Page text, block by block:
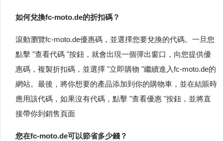
如何兌換fc-moto.de的折扣碼？
滾動瀏覽fc-moto.de優惠碼，並選擇您要兌換的代碼。一旦您
點擊 "查看代碼 "按鈕，就會出現一個彈出窗口，向您提供優
惠碼，複製折扣碼，並選擇 "立即購物 "繼續進入fc-moto.de的
網站。最後，將你想要的產品添加到你的購物車，並在結賬時
應用該代碼，如果沒有代碼，點擊 "查看優惠 "按鈕，並將直
接帶你到銷售頁面
您在fc-moto.de可以節省多少錢？